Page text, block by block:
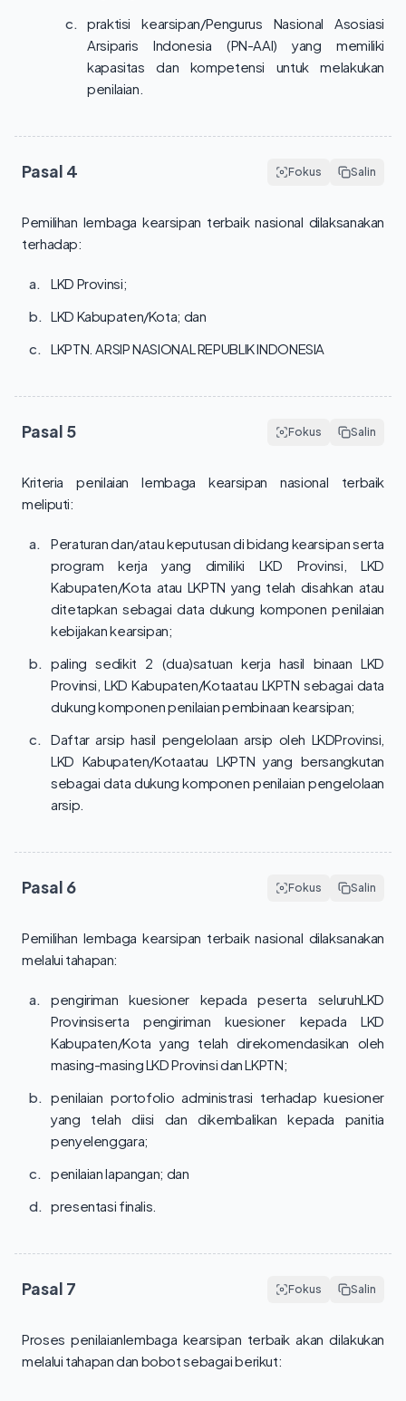
c.
praktisi kearsipan/Pengurus Nasional Asosiasi
Arsiparis Indonesia (PN-AAI) yang memiliki
kapasitas dan kompetensi untuk melakukan
penilaian.
Pasal 4 Fokus Salin
Pemilihan lembaga kearsipan terbaik nasional dilaksanakan
terhadap:
a.
LKD Provinsi;
b. LKD Kabupaten/Kota; dan
c.
LKPTN. ARSIP NASIONAL REPUBLIK INDONESIA
Pasal 5 Fokus Salin
Kriteria penilaian lembaga kearsipan nasional terbaik
meliputi:
a.
Peraturan dan/atau keputusan di bidang kearsipan serta
program kerja yang dimiliki LKD Provinsi, LKD
Kabupaten/Kota atau LKPTN yang telah disahkan atau
ditetapkan sebagai data dukung komponen penilaian
kebijakan kearsipan;
b. paling sedikit 2 (dua)satuan kerja hasil binaan LKD
Provinsi, LKD Kabupaten/Kotaatau LKPTN sebagai data
dukung komponen penilaian pembinaan kearsipan;
c.
Daftar arsip hasil pengelolaan arsip oleh LKDProvinsi,
LKD Kabupaten/Kotaatau LKPTN yang bersangkutan
sebagai data dukung komponen penilaian pengelolaan
arsip.
Pasal 6 Fokus Salin
Pemilihan lembaga kearsipan terbaik nasional dilaksanakan
melalui tahapan:
a.
pengiriman kuesioner kepada peserta seluruhLKD
Provinsiserta pengiriman kuesioner kepada LKD
Kabupaten/Kota yang telah direkomendasikan oleh
masing-masing LKD Provinsi dan LKPTN;
b. penilaian portofolio administrasi terhadap kuesioner
yang telah diisi dan dikembalikan kepada panitia
penyelenggara;
c.
penilaian lapangan; dan
d. presentasi finalis.
Pasal 7 Fokus Salin
Proses penilaianlembaga kearsipan terbaik akan dilakukan
melalui tahapan dan bobot sebagai berikut: